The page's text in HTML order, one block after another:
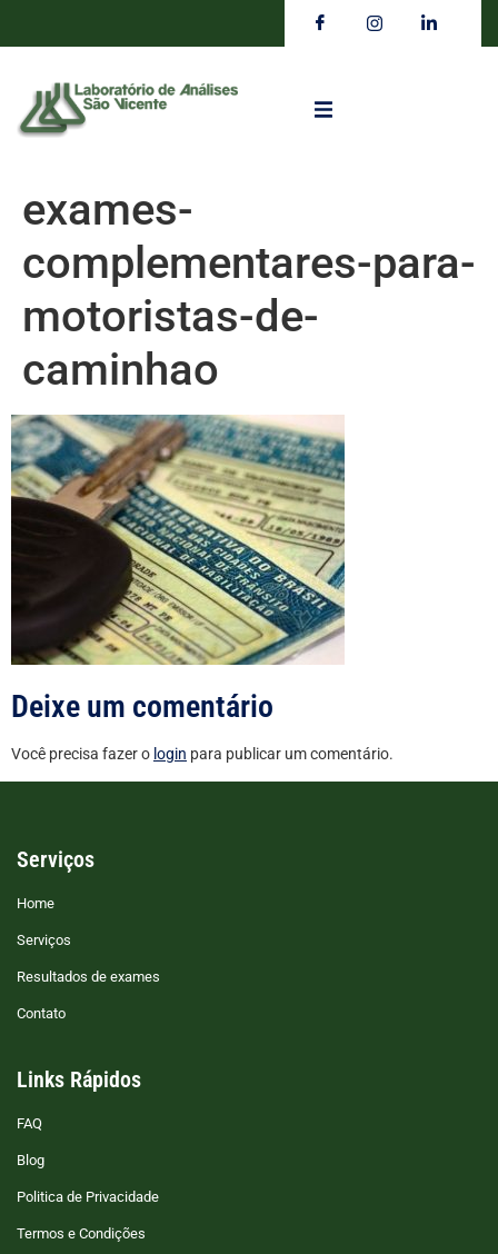
exames-
complementares-para-
motoristas-de-
caminhao
Deixe um comentário
Você precisa fazer o login para publicar um comentário.
Serviços
Home
Serviços
Resultados de exames
Contato
Links Rápidos
FAQ
Blog
Politica de Privacidade
Termos e Condições